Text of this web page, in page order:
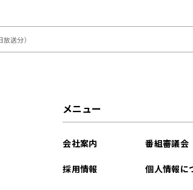
送分）
メニュー
会社案内
採用情報
番組審議会
個人情報に